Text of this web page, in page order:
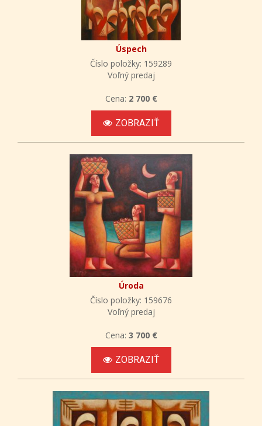
Úspech
Číslo položky: 159289
Voľný predaj
Cena: 2 700 €
ZOBRAZIŤ
Úroda
Číslo položky: 159676
Voľný predaj
Cena: 3 700 €
ZOBRAZIŤ